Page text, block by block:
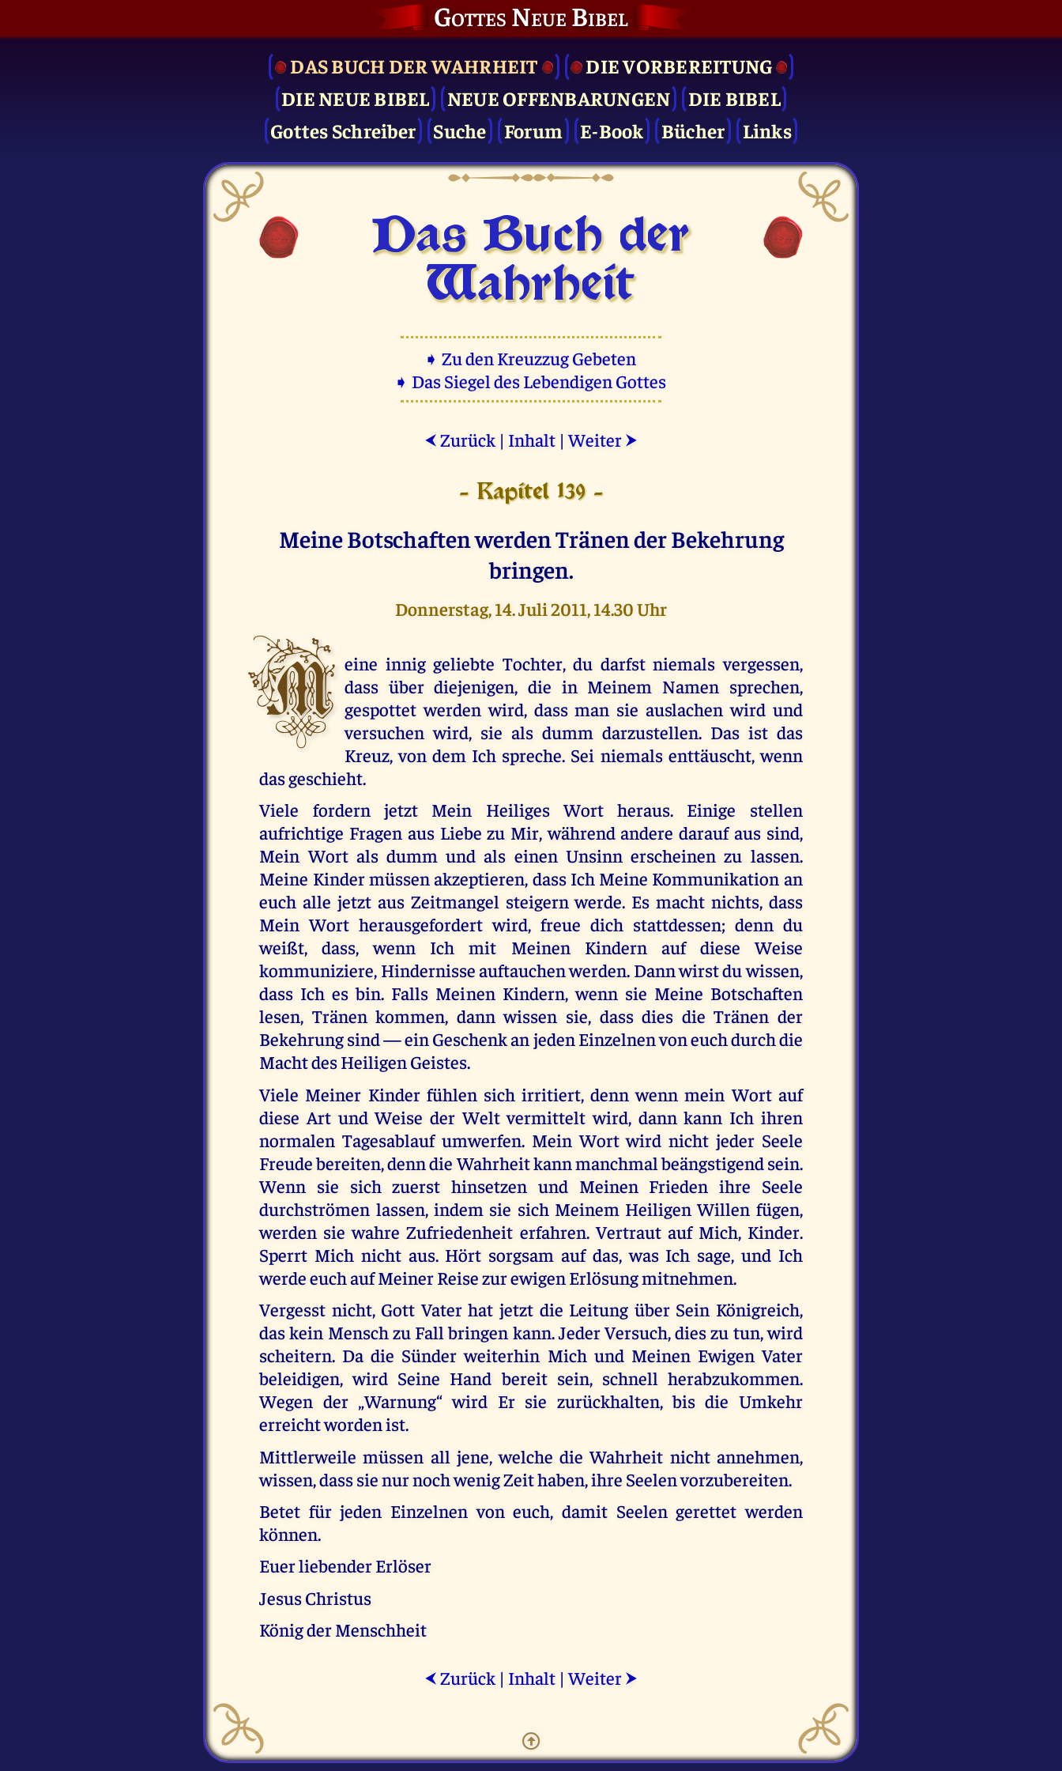
Gottes Neue Bibel
DAS BUCH DER WAHRHEIT
DIE VOR­BEREITUNG
DIE NEUE BIBEL
NEUE OFFENBARUNGEN
DIE BIBEL
Gottes Schreiber
Suche Forum E-Book Bücher Links
Das Buch der
Wahrheit
➧ Zu den Kreuzzug Gebeten
➧ Das Siegel des Lebendigen Gottes
⮜ Zurück | Inhalt |Weiter ⮞
- Kapitel 139 -
Meine Botschaften werden Tränen der Bekehrung
bringen.
Donnerstag, 14. Juli 2011, 14.30 Uhr
M eine innig geliebte Tochter, du darfst niemals vergessen,
dass über diejenigen, die in Meinem Namen sprechen,
gespottet werden wird, dass man sie auslachen wird und
versuchen wird, sie als dumm darzustellen. Das ist das
Kreuz, von dem Ich spreche. Sei niemals enttäuscht, wenn
das geschieht.
Viele fordern jetzt Mein Heiliges Wort heraus. Einige stellen
aufrichtige Fragen aus Liebe zu Mir, während andere darauf aus sind,
Mein Wort als dumm und als einen Unsinn erscheinen zu lassen.
Meine Kinder müssen akzeptieren, dass Ich Meine Kommunikation an
euch alle jetzt aus Zeitmangel steigern werde. Es macht nichts, dass
Mein Wort herausgefordert wird, freue dich stattdessen; denn du
weißt, dass, wenn Ich mit Meinen Kindern auf diese Weise
kommuniziere, Hindernisse auftauchen werden. Dann wirst du wissen,
dass Ich es bin. Falls Meinen Kindern, wenn sie Meine Botschaften
lesen, Tränen kommen, dann wissen sie, dass dies die Tränen der
Bekehrung sind — ein Geschenk an jeden Einzelnen von euch durch die
Macht des Heiligen Geistes.
Viele Meiner Kinder fühlen sich irritiert, denn wenn mein Wort auf
diese Art und Weise der Welt vermittelt wird, dann kann Ich ihren
normalen Tagesablauf umwerfen. Mein Wort wird nicht jeder Seele
Freude bereiten, denn die Wahrheit kann manchmal beängstigend sein.
Wenn sie sich zuerst hinsetzen und Meinen Frieden ihre Seele
durchströmen lassen, indem sie sich Meinem Heiligen Willen fügen,
werden sie wahre Zufriedenheit erfahren. Vertraut auf Mich, Kinder.
Sperrt Mich nicht aus. Hört sorgsam auf das, was Ich sage, und Ich
werde euch auf Meiner Reise zur ewigen Erlösung mitnehmen.
Vergesst nicht, Gott Vater hat jetzt die Leitung über Sein Königreich,
das kein Mensch zu Fall bringen kann. Jeder Versuch, dies zu tun, wird
scheitern. Da die Sünder weiterhin Mich und Meinen Ewigen Vater
beleidigen, wird Seine Hand bereit sein, schnell herabzukommen.
Wegen der „Warnung“ wird Er sie zurückhalten, bis die Umkehr
erreicht worden ist.
Mittlerweile müssen all jene, welche die Wahrheit nicht annehmen,
wissen, dass sie nur noch wenig Zeit haben, ihre Seelen vorzubereiten.
Betet für jeden Einzelnen von euch, damit Seelen gerettet werden
können.
Euer liebender Erlöser
Jesus Christus
König der Menschheit
⮜ Zurück | Inhalt |Weiter ⮞